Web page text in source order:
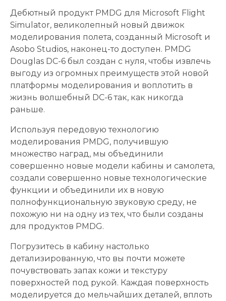
Дебютный продукт PMDG для Microsoft Flight
Simulator, великолепный новый движок
моделирования полета, созданный Microsoft и
Asobo Studios, наконец-то доступен. PMDG
Douglas DC-6 был создан с нуля, чтобы извлечь
выгоду из огромных преимуществ этой новой
платформы моделирования и воплотить в
жизнь волшебный DC-6 так, как никогда
раньше.
Используя передовую технологию
моделирования PMDG, получившую
множество наград, мы объединили
совершенно новые модели кабины и самолета,
создали совершенно новые технологические
функции и объединили их в новую
полнофункциональную звуковую среду, не
похожую ни на одну из тех, что были созданы
для продуктов PMDG.
Погрузитесь в кабину настолько
детализированную, что вы почти можете
почувствовать запах кожи и текстуру
поверхностей под рукой. Каждая поверхность
моделируется до мельчайших деталей, вплоть